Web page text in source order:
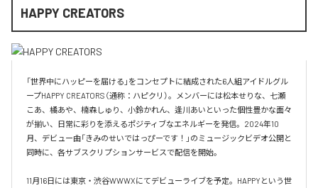
HAPPY CREATORS
「世界中にハッピーを届ける」をコンセプトに結成された6人組アイドルグル
ープHAPPY CREATORS（通称：ハピクリ）。メンバーには松本せりな、七瀬
こあ、橘あや、楠森しゅり、小鈴かれん、逢川あいといった個性豊かな面々
が揃い、日常に彩りを添えるポジティブなエネルギーを発信。2024年10
月、デビュー曲「きみのせいではっぴーです！」のミュージックビデオ公開と
同時に、各サブスクリプションサービスで配信を開始。
11月16日には東京・渋谷WWWXにてデビューライブを予定。HAPPYという世